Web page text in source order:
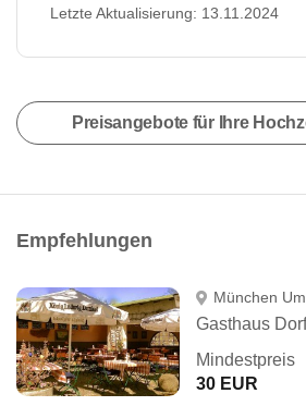
Letzte Aktualisierung: 13.11.2024
Preisangebote für Ihre
Empfehlungen
München
Gasthaus
Mindestpreis
30 EUR